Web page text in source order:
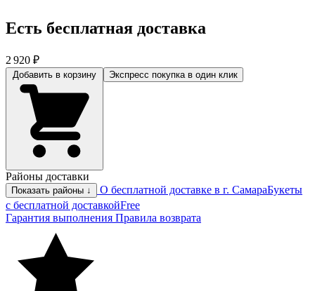
Есть бесплатная доставка
2 920 ₽
Экспресс покупка в один клик
Районы доставки
Показать районы ↓ О бесплатной доставке в г. СамараБукеты
с бесплатной доставкойFree
Гарантия выполнения Правила возврата